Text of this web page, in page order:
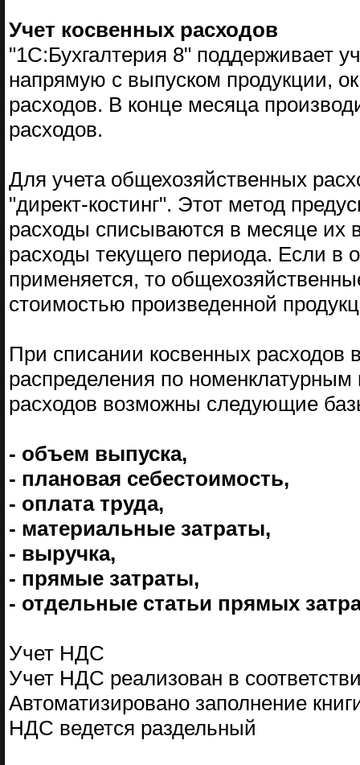
Учет косвенных расходов
"1С:Бухгалтерия 8" поддерживает
напрямую с выпуском продукции,
расходов. В конце месяца
расходов.
Для учета общехозяйственных
"директ-костинг". Этот метод
расходы списываются в месяце их
расходы текущего периода. Если в
применяется, то
стоимостью произведенной
При списании косвенных
распределения по
расходов возможны следующие
- объем выпуска,
- плановая себестоимость,
- оплата труда,
- материальные затраты,
- выручка,
- прямые затраты,
- отдельные статьи прямых
Учет НДС
Учет НДС реализован в
Автоматизировано заполнение
НДС ведется раздельный